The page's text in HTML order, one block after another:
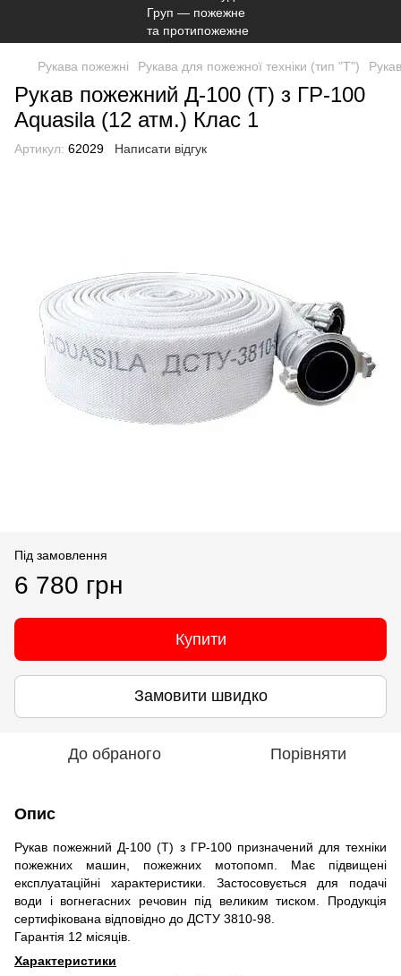
Рукава пожежні Рукава для пожежної техніки (тип "Т")
Рукав пожежний Д-100 (Т) з ГР-100
Aquasila (12 атм.) Клас 1
Артикул: 62029 Написати відгук
Під замовлення
6 780 грн
Купити
Замовити швидко
До обраного Порівняти
Опис
Рукав пожежний Д-100 (Т) з ГР-100 призначений для техніки
пожежних машин, пожежних мотопомп. Має підвищені
експлуатаційні характеристики. Застосовується для подачі
води і вогнегасних речовин під великим тиском. Продукція
сертифікована відповідно до ДСТУ 3810-98.
Гарантія 12 місяців.
Характеристики